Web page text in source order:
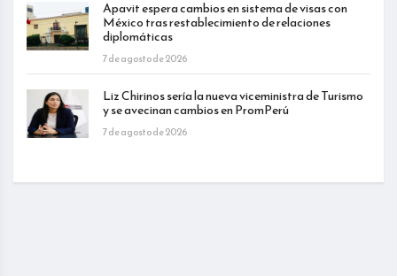
Apavit espera cambios en sistema de visas con
México tras restablecimiento de relaciones
diplomáticas
7 de agosto de 2026
Liz Chirinos sería la nueva viceministra de Turismo
y se avecinan cambios en PromPerú
7 de agosto de 2026